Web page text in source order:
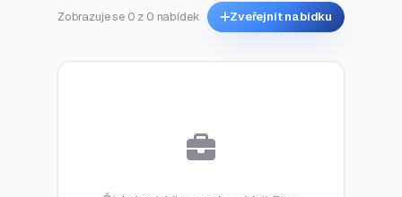
Zobrazuje se 0 z 0 nabídek Zveřejnit nabídku